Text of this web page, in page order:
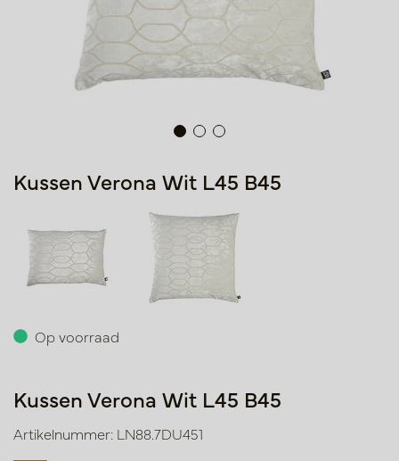
Kussen Verona Wit L45 B45
Op voorraad
Kussen Verona Wit L45 B45
Artikelnummer: LN88.7DU451